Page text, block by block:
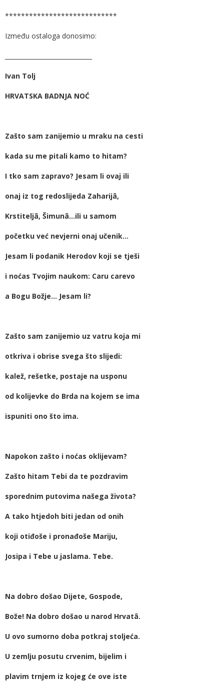
****************************
Između ostaloga donosimo:
Ivan Tolj
HRVATSKA BADNJA NOĆ
Zašto sam zanijemio u mraku na cesti
kada su me pitali kamo to hitam?
I tko sam zapravo? Jesam li ovaj ili
onaj iz tog redoslijeda Zaharijâ,
Krstiteljâ, Šimunâ…ili u samom
početku već nevjerni onaj učenik…
Jesam li podanik Herodov koji se tješi
i noćas Tvojim naukom: Caru carevo
a Bogu Božje… Jesam li?
Zašto sam zanijemio uz vatru koja mi
otkriva i obrise svega što slijedi:
kalež, rešetke, postaje na usponu
od kolijevke do Brda na kojem se ima
ispuniti ono što ima.
Napokon zašto i noćas oklijevam?
Zašto hitam Tebi da te pozdravim
sporednim putovima našega života?
A tako htjedoh biti jedan od onih
koji otiđoše i pronađoše Mariju,
Josipa i Tebe u jaslama. Tebe.
Na dobro došao Dijete, Gospode,
Bože! Na dobro došao u narod Hrvatâ.
U ovo sumorno doba potkraj stoljeća.
U zemlju posutu crvenim, bijelim i
plavim trnjem iz kojeg će ove iste